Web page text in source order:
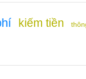
kiếm tiền